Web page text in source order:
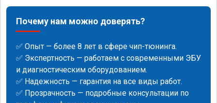
Почему нам можно доверять?
✅ Опыт — более 8 лет в сфере чип-тюнинга.
✅ Экспертность — работаем с современными ЭБУ
и диагностическим оборудованием.
✅ Надежность — гарантия на все виды работ.
✅ Прозрачность — подробные консультации по